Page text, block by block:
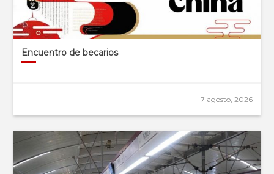
Encuentro de becarios
7 agosto, 2026